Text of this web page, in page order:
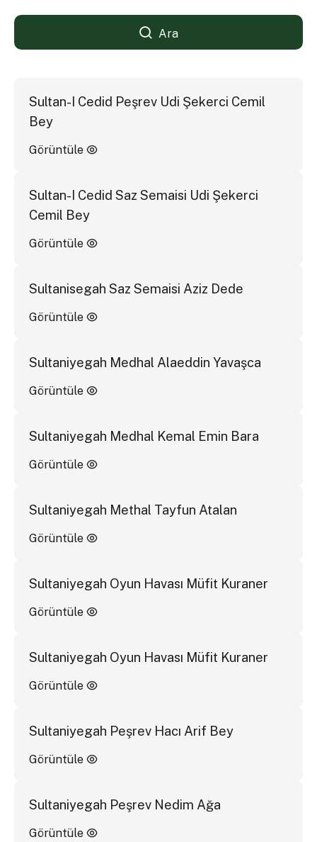
Ara
Sultan-I Cedid Peşrev Udi Şekerci Cemil
Bey
Görüntüle
Sultan-I Cedid Saz Semaisi Udi Şekerci
Cemil Bey
Görüntüle
Sultanisegah Saz Semaisi Aziz Dede
Görüntüle
Sultaniyegah Medhal Alaeddin Yavaşca
Görüntüle
Sultaniyegah Medhal Kemal Emin Bara
Görüntüle
Sultaniyegah Methal Tayfun Atalan
Görüntüle
Sultaniyegah Oyun Havası Müfit Kuraner
Görüntüle
Sultaniyegah Oyun Havası Müfit Kuraner
Görüntüle
Sultaniyegah Peşrev Hacı Arif Bey
Görüntüle
Sultaniyegah Peşrev Nedim Ağa
Görüntüle